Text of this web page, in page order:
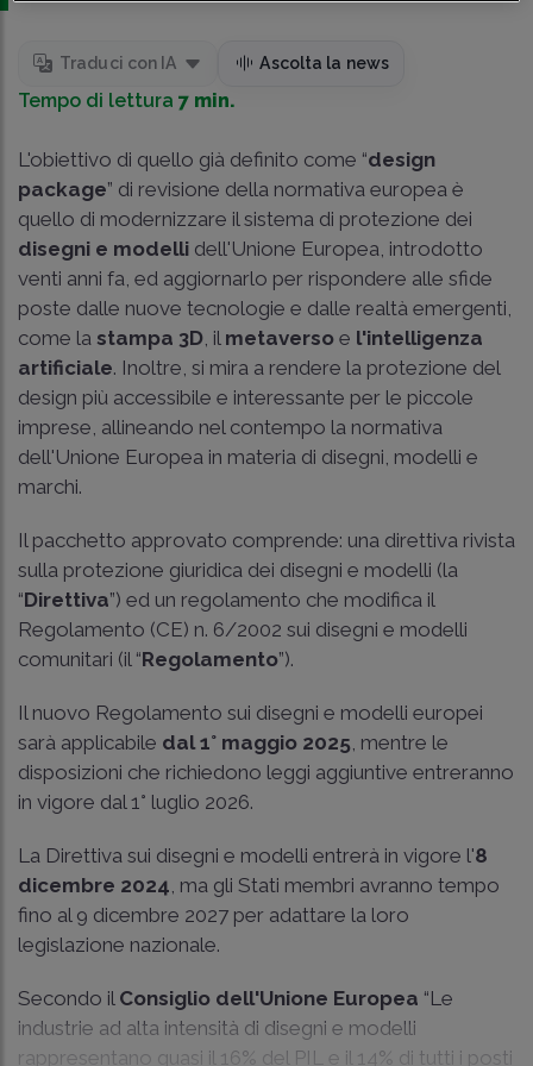
Traduci con IA Ascolta la news
Tempo di lettura 7 min.
L'obiettivo di quello già definito come “design
package” di revisione della normativa europea è
quello di modernizzare il sistema di protezione dei
disegni e modelli dell'Unione Europea, introdotto
venti anni fa, ed aggiornarlo per rispondere alle sfide
poste dalle nuove tecnologie e dalle realtà emergenti,
come la stampa 3D , il metaverso e l'intelligenza
artificiale. Inoltre, si mira a rendere la protezione del
design più accessibile e interessante per le piccole
imprese, allineando nel contempo la normativa
dell'Unione Europea in materia di disegni, modelli e
marchi.
Il pacchetto approvato comprende: una direttiva rivista
sulla protezione giuridica dei disegni e modelli (la
“Direttiva”) ed un regolamento che modifica il
Regolamento (CE) n. 6/2002 sui disegni e modelli
comunitari (il “Regolamento”).
Il nuovo Regolamento sui disegni e modelli europei
sarà applicabile dal 1° maggio 2025 , mentre le
disposizioni che richiedono leggi aggiuntive entreranno
in vigore dal 1° luglio 2026.
La Direttiva sui disegni e modelli entrerà in vigore l'8
dicembre 2024 , ma gli Stati membri avranno tempo
fino al 9 dicembre 2027 per adattare la loro
legislazione nazionale.
Secondo il Consiglio dell'Unione Europea “Le
industrie ad alta intensità di disegni e modelli
rappresentano quasi il 16% del PIL e il 14% di tutti i posti